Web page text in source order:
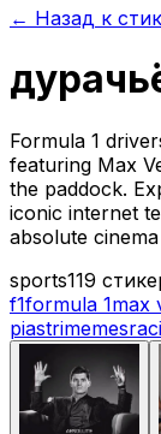
← Назад к
Formula 1
featuring Max
the paddock.
iconic internet
absolute
sports119
f1formula 1max
piastrimemes